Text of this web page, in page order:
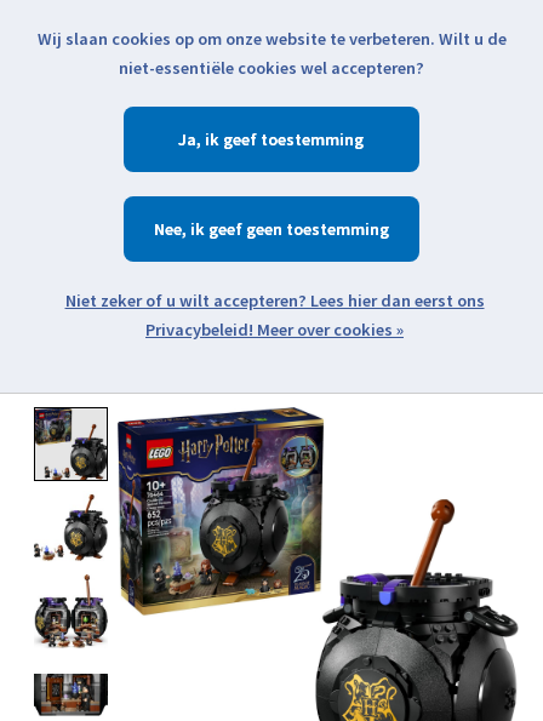
Klik voor actuele verzendinformatie...
Verlanglijst
Zoeken
Open webshop menu
Product image slideshow Items
Wij slaan cookies op om onze website te verbeteren. Wilt u de
niet-essentiële cookies wel accepteren?
Ja
Nee
Meer over cookies »